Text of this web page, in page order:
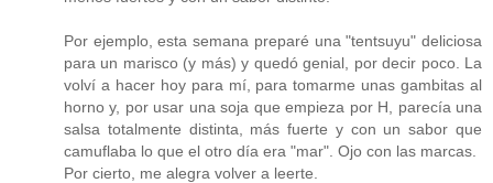
Por ejemplo, esta semana preparé una "tentsuyu" deliciosa
para un marisco (y más) y quedó genial, por decir poco. La
volví a hacer hoy para mí, para tomarme unas gambitas al
horno y, por usar una soja que empieza por H, parecía una
salsa totalmente distinta, más fuerte y con un sabor que
camuflaba lo que el otro día era "mar". Ojo con las marcas.
Por cierto, me alegra volver a leerte.